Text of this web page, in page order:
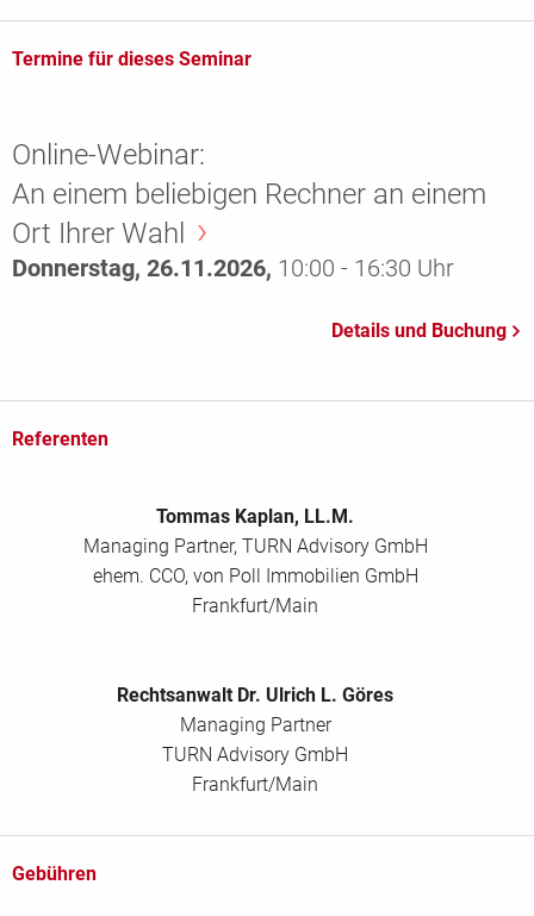
Termine für dieses Seminar
Online-Webinar:
An einem beliebigen Rechner an einem
Ort Ihrer Wahl
Donnerstag, 26.11.2026, 10:00 - 16:30 Uhr
Referenten
Tommas Kaplan, LL.M.
Managing Partner, TURN Advisory GmbH
ehem. CCO, von Poll Immobilien GmbH
Frankfurt/Main
Rechtsanwalt Dr. Ulrich L. Göres
Managing Partner
TURN Advisory GmbH
Frankfurt/Main
Gebühren